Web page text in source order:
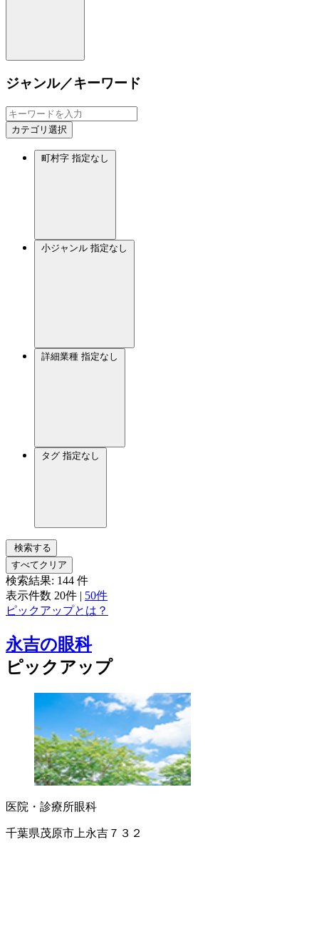
ジャンル／キーワード
カテゴリ選択
町村字 指定なし
小ジャンル 指定なし
詳細業種 指定なし
タグ 指定なし
検索する
すべてクリア
検索結果: 144 件
表示件数 20件 | 50件
ピックアップとは？
永吉の眼科
ピックアップ
医院・診療所眼科
千葉県茂原市上永吉７３２